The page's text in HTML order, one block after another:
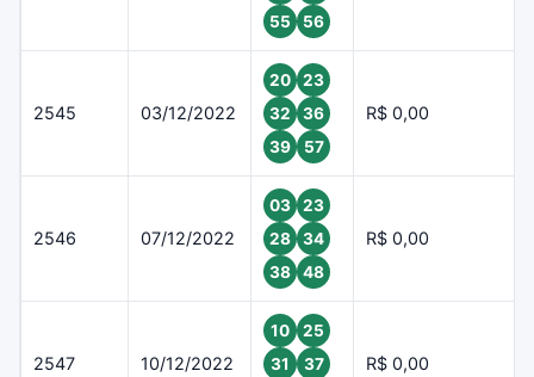
55
56
2545 03/12/2022
20
23
32
36
39
57
R$ 0,00
2546 07/12/2022
03
23
28
34
38
48
R$ 0,00
2547 10/12/2022
10
25
31
37
R$ 0,00